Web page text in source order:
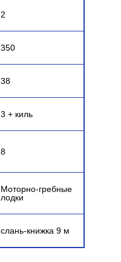
2
350
38
3 + киль
8
Моторно-гребные
лодки
слань-книжка 9 м